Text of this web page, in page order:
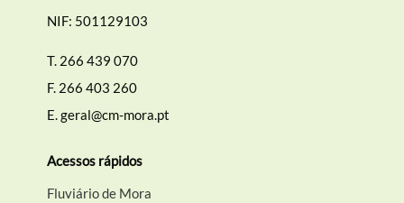
NIF: 501129103
T. 266 439 070
F. 266 403 260
E.geral@cm-mora.pt
Acessos rápidos
Fluviário de Mora